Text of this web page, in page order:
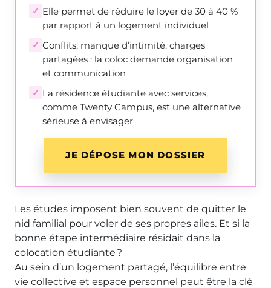
✓ Elle permet de réduire le loyer de 30 à 40 %
par rapport à un logement individuel
✓ Conflits, manque d’intimité, charges
partagées : la coloc demande organisation
et communication
✓ La résidence étudiante avec services,
comme Twenty Campus, est une alternative
sérieuse à envisager
JE DÉPOSE MON DOSSIER
Les études imposent bien souvent de quitter le
nid familial pour voler de ses propres ailes. Et si la
bonne étape intermédiaire résidait dans la
colocation étudiante ?
Au sein d’un logement partagé, l’équilibre entre
vie collective et espace personnel peut être la clé